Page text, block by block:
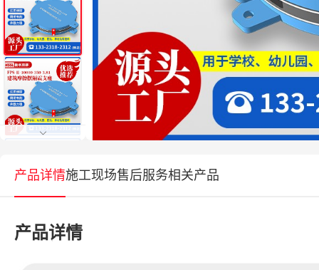
产品详情施工现场售后服务相关产品
产品详情